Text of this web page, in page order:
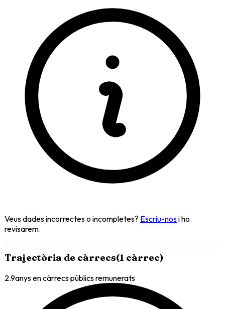
Veus dades incorrectes o incompletes? Escriu-nosi ho
revisarem.
Trajectòria de càrrecs(1 càrrec)
2.9anys en càrrecs públics remunerats